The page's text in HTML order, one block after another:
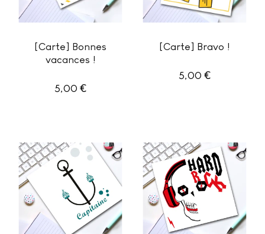
[Carte] Bonnes
vacances !
5,00€
[Carte] Bravo !
5,00 €